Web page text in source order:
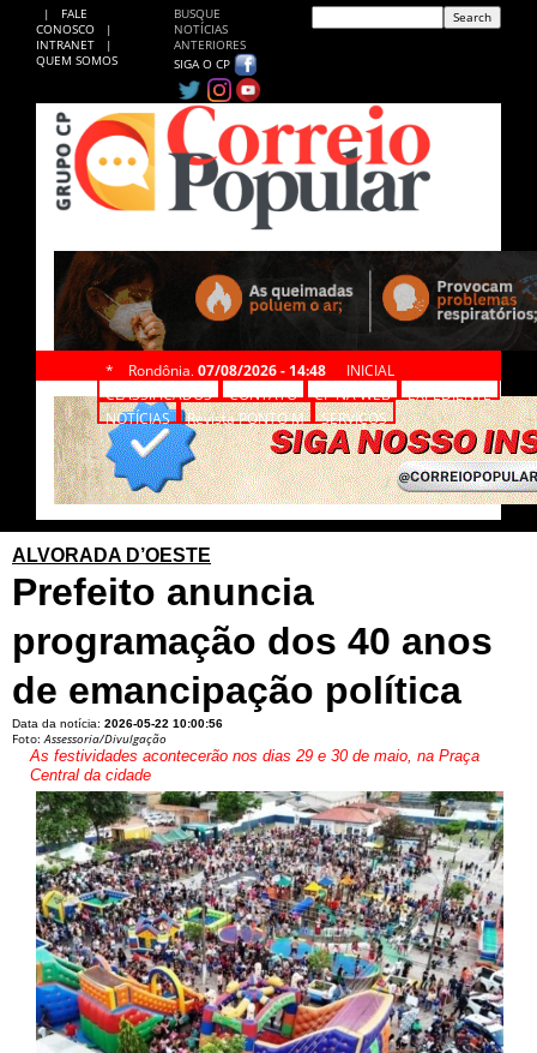
|
FALE
CONOSCO
|
INTRANET
|
QUEM SOMOS
BUSQUE
NOTÍCIAS
ANTERIORES
SIGA O CP
* Rondônia, 07/08/2026 - 14:48
INICIAL
CLASSIFICADOS
CONTATO CP NA WEB
EXPEDIENTE
NOTÍCIAS
Revista PONTO M SERVIÇOS
ALVORADA D’OESTE
Prefeito anuncia
programação dos 40 anos
de emancipação política
Data da notícia: 2026-05-22 10:00:56
Foto:Assessoria/Divulgação
As festividades acontecerão nos dias 29 e 30 de maio, na Praça
Central da cidade